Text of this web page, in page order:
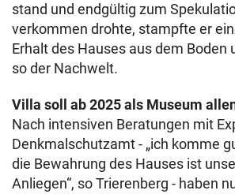
stand und endgültig zum
verkommen drohte, stampfte er
Erhalt des Hauses aus dem Boden
so der Nachwelt.
Villa soll ab 2025 als Museum
Nach intensiven Beratungen mit
Denkmalschutzamt - „ich komme
die Bewahrung des Hauses ist
Anliegen“, so Trierenberg - haben